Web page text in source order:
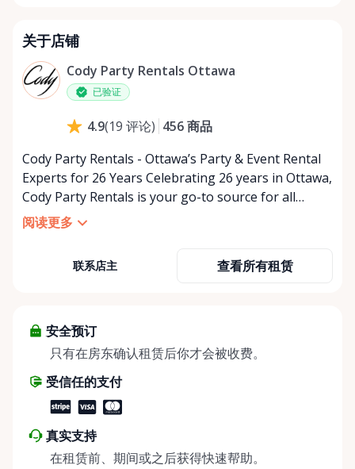
关于店铺
Cody Party Rentals Ottawa
已验证
4.9(19 评论) 456商品
Cody Party Rentals - Ottawa’s Party & Event Rental
Experts for 26 Years Celebrating 26 years in Ottawa,
Cody Party Rentals is your go-to source for all
things party and event rentals. We’re proud to be a
partner of Rent Anything, expanding our offerings
At Cody Party Rentals, we believe in the power of
about more than just saving money; it’s about
helping people enjoy more for less while making a
share instead of buy, we’re all doing our part to
make things easier on Mother Nature.
阅读更多
联系店主 查看所有租赁
安全预订
只有在房东确认租赁后你才会被收费。
受信任的支付
真实支持
在租赁前、期间或之后获得快速帮助。